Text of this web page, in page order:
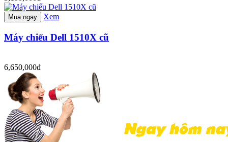
Mua ngay Xem
Máy chiếu Dell 1510X cũ
6,650,000đ